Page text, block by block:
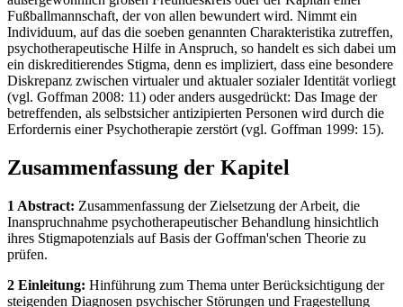
Fußballmannschaft, der von allen bewundert wird. Nimmt ein
Individuum, auf das die soeben genannten Charakteristika zutreffen,
psychotherapeutische Hilfe in Anspruch, so handelt es sich dabei um
ein diskreditierendes Stigma, denn es impliziert, dass eine besondere
Diskrepanz zwischen virtualer und aktualer sozialer Identität vorliegt
(vgl. Goffman 2008: 11) oder anders ausgedrückt: Das Image der
betreffenden, als selbstsicher antizipierten Personen wird durch die
Erfordernis einer Psychotherapie zerstört (vgl. Goffman 1999: 15).
Zusammenfassung der Kapitel
1 Abstract: Zusammenfassung der Zielsetzung der Arbeit, die
Inanspruchnahme psychotherapeutischer Behandlung hinsichtlich
ihres Stigmapotenzials auf Basis der Goffman'schen Theorie zu
prüfen.
2 Einleitung: Hinführung zum Thema unter Berücksichtigung der
steigenden Diagnosen psychischer Störungen und Fragestellung